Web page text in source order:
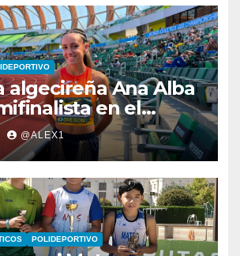
algecireña Ana Alba
en el
20 con el relevo
@ALEX1
POLIDEPORTIVO